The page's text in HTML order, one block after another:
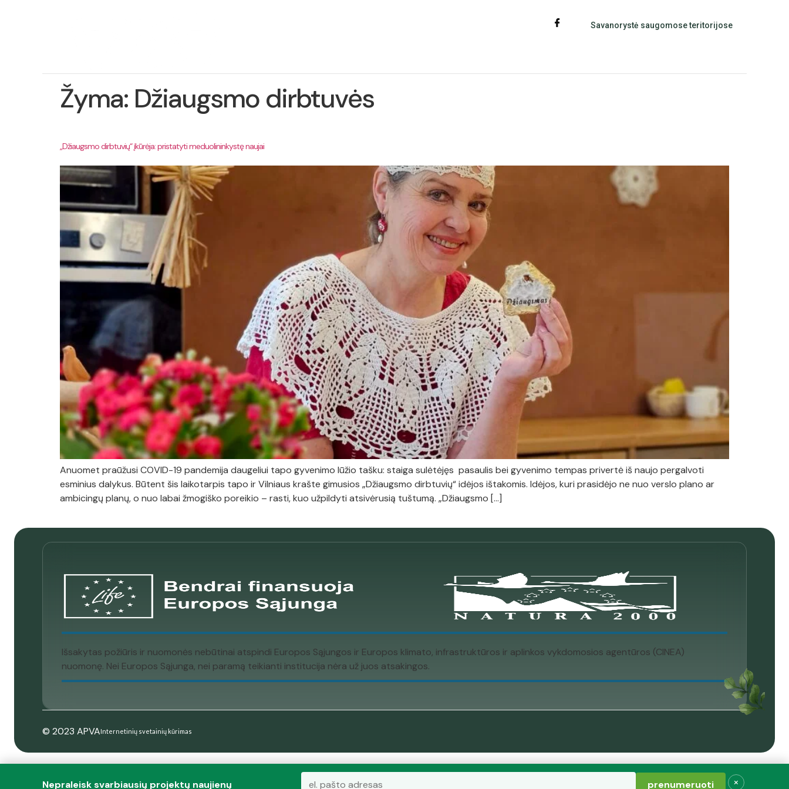
Savanorystė saugomose teritorijose
Žyma: Džiaugsmo dirbtuvės
„Džiaugsmo dirbtuvių“ įkūrėja: pristatyti meduolininkystę naujai
Anuomet praūžusi COVID-19 pandemija daugeliui tapo gyvenimo lūžio tašku: staiga sulėtėjęs pasaulis bei gyvenimo tempas privertė iš naujo pergalvoti
esminius dalykus. Būtent šis laikotarpis tapo ir Vilniaus krašte gimusios „Džiaugsmo dirbtuvių“ idėjos ištakomis. Idėjos, kuri prasidėjo ne nuo verslo plano ar
ambicingų planų, o nuo labai žmogiško poreikio – rasti, kuo užpildyti atsivėrusią tuštumą. „Džiaugsmo […]
Išsakytas požiūris ir nuomonės nebūtinai atspindi Europos Sąjungos ir Europos klimato, infrastruktūros ir aplinkos vykdomosios agentūros (CINEA)
nuomonę. Nei Europos Sąjunga, nei paramą teikianti institucija nėra už juos atsakingos.
© 2023 APVAInternetinių svetainių kūrimas
Nepraleisk svarbiausių projektų naujienų prenumeruoti ×